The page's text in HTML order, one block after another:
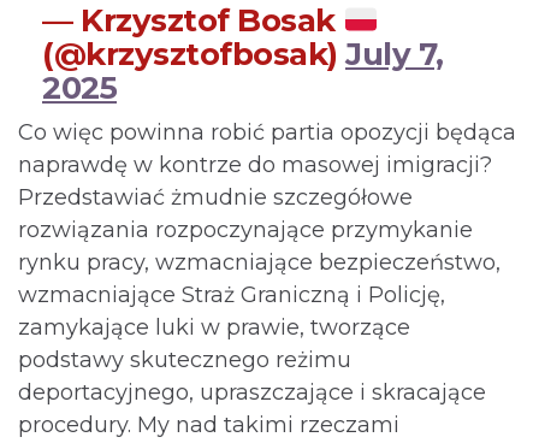
— Krzysztof Bosak
(@krzysztofbosak)July 7,
2025
Co więc powinna robić partia opozycji będąca
naprawdę w kontrze do masowej imigracji?
Przedstawiać żmudnie szczegółowe
rozwiązania rozpoczynające przymykanie
rynku pracy, wzmacniające bezpieczeństwo,
wzmacniające Straż Graniczną i Policję,
zamykające luki w prawie, tworzące
podstawy skutecznego reżimu
deportacyjnego, upraszczające i skracające
procedury. My nad takimi rzeczami